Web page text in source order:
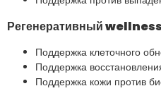
Регенеративный wellness
Поддержка клеточного
Поддержка
Поддержка кожи против